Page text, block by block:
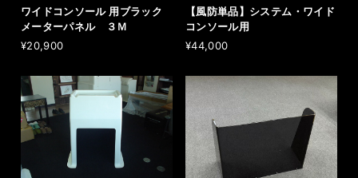
ワイドコンソール 用ブラック
メーターパネル ３Ｍ
¥20,900
【風防単品】システム・ワイド
コンソール用
¥44,000